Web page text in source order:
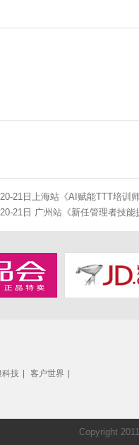
21日上海站《AI赋能TTT培训
21日 广州站《新任管理者技
科技 客户世界
Copyright